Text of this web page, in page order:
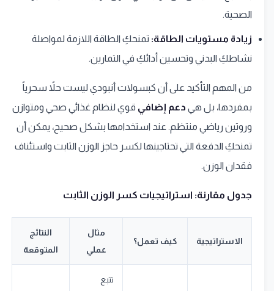
الصحية.
زيادة مستويات الطاقة: تمنحكِ الطاقة اللازمة لمواصلة
نشاطكِ البدني وتحسين أدائكِ في التمارين.
من المهم التأكيد على أن كبسولات أنبودي ليست حلاً سحرياً
بمفردها، بل هي دعم إضافي قوي لنظام غذائي صحي ومتوازن
وروتين رياضي منتظم. عند استخدامها بشكل صحيح، يمكن أن
تمنحكِ الدفعة التي تحتاجينها لكسر حاجز الوزن الثابت واستئناف
فقدان الوزن.
جدول مقارنة: استراتيجيات كسر الوزن الثابت
الاستراتيجية كيف تعمل؟
مثال
عملي
النتائج
المتوقعة
تتبع